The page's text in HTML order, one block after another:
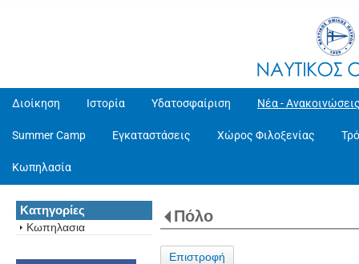
Διοίκηση Ιστορία Υδατοσφαίριση Νέα -
Summer Camp Εγκαταστάσεις Χώρος Φιλοξενίας
Κωπηλασία
Κατηγορίες
Κωπηλασια
Πόλο
Επιστροφή